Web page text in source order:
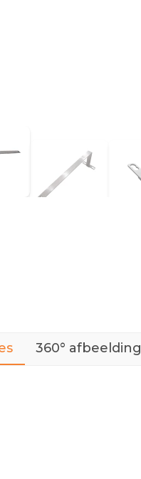
360° afbeelding